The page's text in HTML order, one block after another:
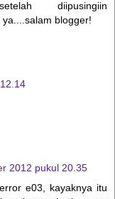
diipusingiin
blogger!
2012 pukul 20.35
e03, kayaknya itu